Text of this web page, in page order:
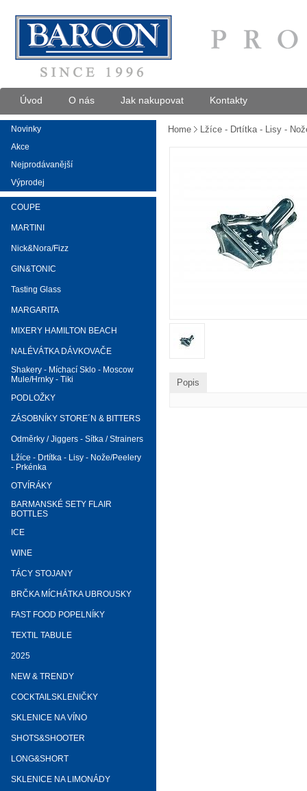
Úvod O nás Jak nakupovat Kontakty
Novinky
Akce
Nejprodávanější
Výprodej
COUPE
MARTINI
Nick&Nora/Fizz
GIN&TONIC
Tasting Glass
MARGARITA
MIXERY HAMILTON BEACH
NALÉVÁTKA DÁVKOVAČE
Shakery - Míchací Sklo - Moscow
Mule/Hrnky - Tiki
PODLOŽKY
ZÁSOBNÍKY STORE´N & BITTERS
Odměrky / Jiggers - Sítka / Strainers
Lžíce - Drtítka - Lisy - Nože/Peelery
- Prkénka
OTVÍRÁKY
BARMANSKÉ SETY FLAIR
BOTTLES
ICE
WINE
TÁCY STOJANY
BRČKA MÍCHÁTKA UBROUSKY
FAST FOOD POPELNÍKY
TEXTIL TABULE
2025
NEW & TRENDY
COCKTAILSKLENIČKY
SKLENICE NA VÍNO
SHOTS&SHOOTER
LONG&SHORT
SKLENICE NA LIMONÁDY
Home Lžíce - Drtítka - Lisy -
Popis